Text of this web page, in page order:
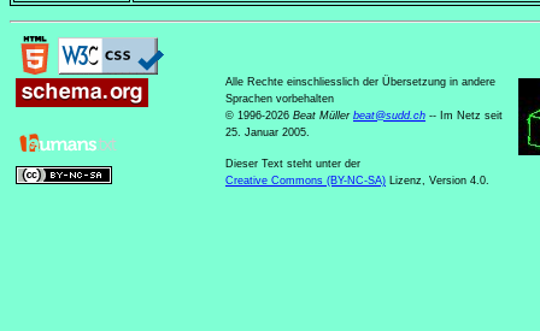
Alle Rechte einschliesslich der Übersetzung in andere
Sprachen vorbehalten
© 1996-2026 Beat Müller beat@sudd.ch -- Im Netz seit
25. Januar 2005.
Dieser Text steht unter der
Creative Commons (BY-NC-SA) Lizenz, Version 4.0.